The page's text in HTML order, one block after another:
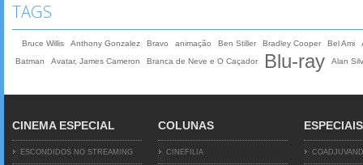
TAGS
Bruce Willis Anthony Gonzalez Bravo animação Ben Stiller Bradley Cooper Bel Ami
Batman
Avatar, James Cameron Branca de Neve e O Caçador Blu-ray Alan
CINEMA ESPECIAL
ESCONDIDOS NO STREAMING
COLUNAS
CINEFILIA
ESPECIAIS